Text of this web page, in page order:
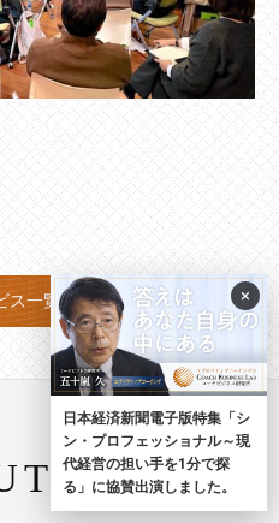
ス一覧
US
×
日本経済新聞電子版特集「シ
ン・プロフェッショナル～現
代経営の担い手を1分で探
る」に協賛出演しました。